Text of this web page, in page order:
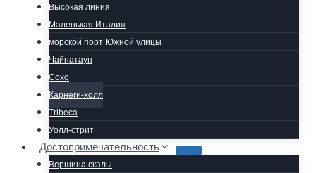
Высокая линия
Маленькая Италия
морской порт Южной улицы
Чайнатаун
Сохо
Карнеги-холл
Tribeca
Уолл-стрит
Достопримечательность
Вершина скалы